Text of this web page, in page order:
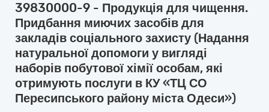
39830000-9 - Продукція для чищення.
Придбання миючих засобів для
закладів соціального захисту (Надання
натуральної допомоги у вигляді
наборів побутової хімії особам, які
отримують послуги в КУ «ТЦ СО
Пересипського району міста Одеси»)